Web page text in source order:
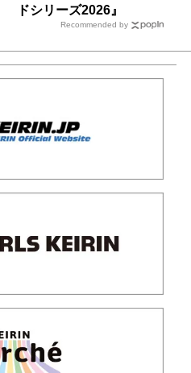
ドシリーズ2026』
Recommended by